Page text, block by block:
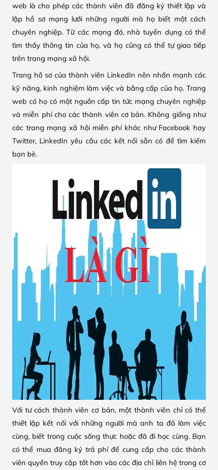
web là cho phép các thành viên đã đăng ký thiết lập và
lập hồ sơ mạng lưới những người mà họ biết một cách
chuyên nghiệp. Từ các mạng đó, nhà tuyển dụng có thể
tìm thấy thông tin của họ, và họ cũng có thể tự giao tiếp
trên trang mạng xã hội.
Trang hồ sơ của thành viên LinkedIn nên nhấn mạnh các
kỹ năng, kinh nghiệm làm việc và bằng cấp của họ. Trang
web có họ có một nguồn cấp tin tức mạng chuyên nghiệp
và miễn phí cho các thành viên cơ bản. Không giống như
các trang mạng xã hội miễn phí khác như Facebook hay
Twitter, LinkedIn yêu cầu các kết nối sẵn có để tìm kiếm
bạn bè.
Với tư cách thành viên cơ bản, một thành viên chỉ có thể
thiết lập kết nối với những người mà anh ta đã làm việc
cùng, biết trong cuộc sống thực hoặc đã đi học cùng. Bạn
có thể mua đăng ký trả phí để cung cấp cho các thành
viên quyền truy cập tốt hơn vào các địa chỉ liên hệ trong cơ